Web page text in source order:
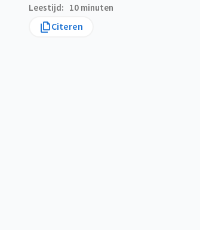
Leestijd 10 minuten
Citeren